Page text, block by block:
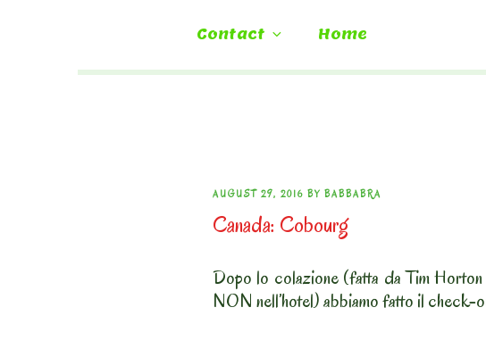
Contact Home
POSTED
ON
AUGUST 29, 2016 BY BABBABRA
Canada: Cobourg
Dopo lo colazione (fatta da Tim
NON nell’hotel) abbiamo fatto il check-